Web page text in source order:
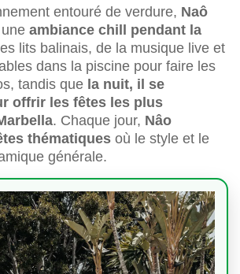
entouré de verdure, Naô
ambiance chill pendant la
lits balinais, de la musique live et
dans la piscine pour faire les
tandis que la nuit, il se
offrir les fêtes les plus
. Chaque jour, Nâo
thématiques où le style et le
générale.